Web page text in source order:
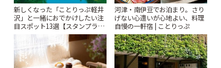
新しくなった「ことりっぷ軽井
沢」と一緒におでかけしたい注
目スポット13選【スタンプラリ
ー開催中】 | ことりっぷ
河津・南伊豆でお泊まり。さり
げない心遣いが心地よい、料理
自慢の一軒宿 | ことりっぷ